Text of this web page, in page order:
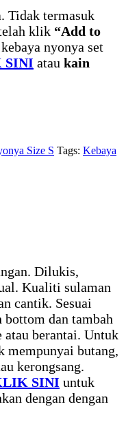
Tidak termasuk
klik “Add to
nyonya set
SINI atau kain
Size S Tags: Kebaya
Dilukis,
Kualiti sulaman
cantik. Sesuai
dan tambah
atau berantai. Untuk
mempunyai butang,
kerongsang.
SINI untuk
dengan dengan